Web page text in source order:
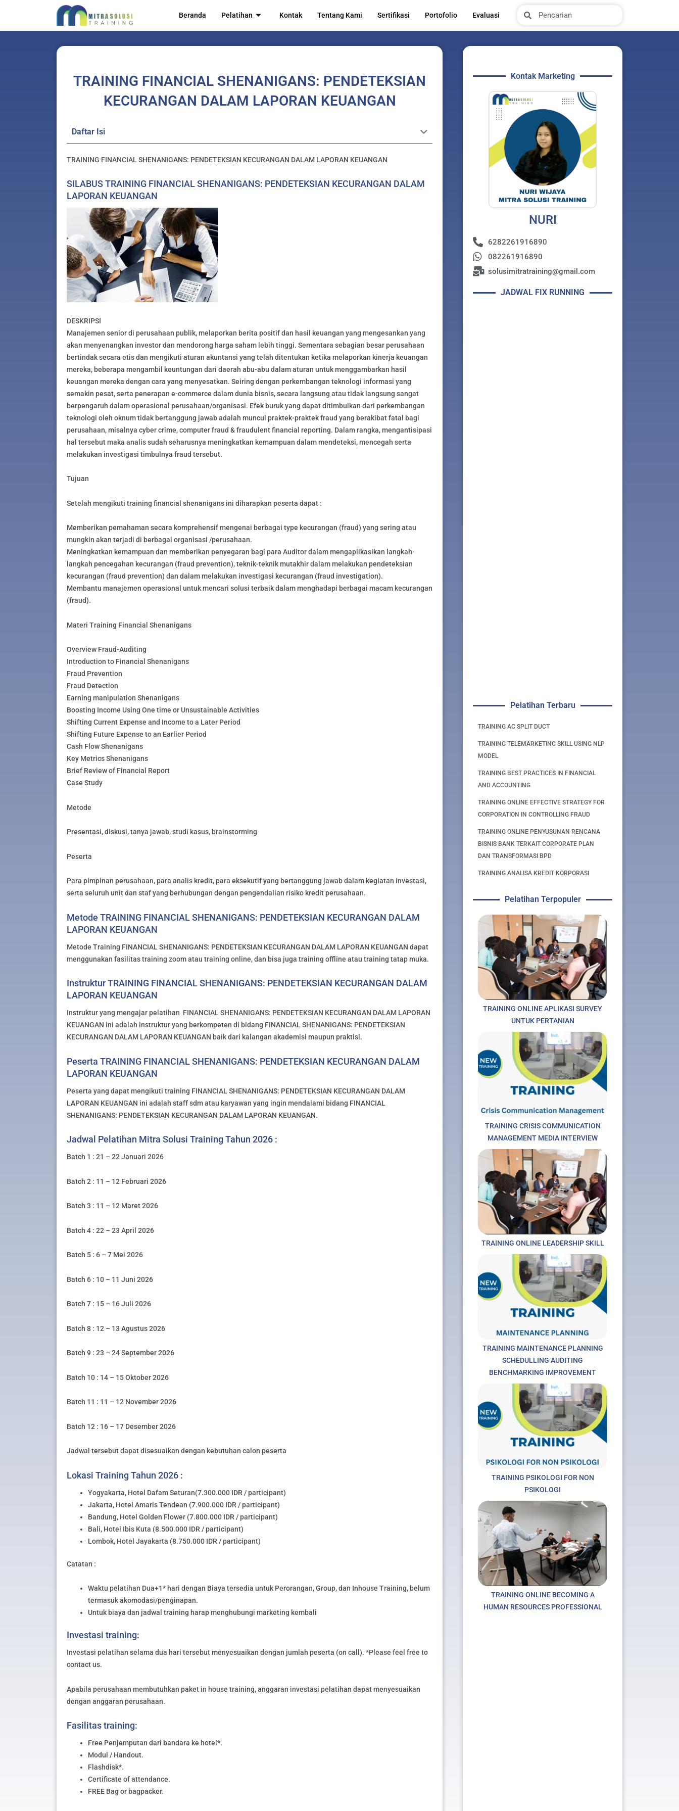
konten
Beranda Pelatihan Kontak Tentang Kami Sertifikasi Portofolio Evaluasi SearchSearch
TRAINING FINANCIAL SHENANIGANS: PENDETEKSIAN
KECURANGAN DALAM LAPORAN KEUANGAN
Daftar Isi
TRAINING FINANCIAL SHENANIGANS: PENDETEKSIAN KECURANGAN DALAM LAPORAN KEUANGAN
SILABUS TRAINING FINANCIAL SHENANIGANS: PENDETEKSIAN KECURANGAN DALAM
LAPORAN KEUANGAN
DESKRIPSI
Manajemen senior di perusahaan publik, melaporkan berita positif dan hasil keuangan yang mengesankan yang
akan menyenangkan investor dan mendorong harga saham lebih tinggi. Sementara sebagian besar perusahaan
bertindak secara etis dan mengikuti aturan akuntansi yang telah ditentukan ketika melaporkan kinerja keuangan
mereka, beberapa mengambil keuntungan dari daerah abu-abu dalam aturan untuk menggambarkan hasil
keuangan mereka dengan cara yang menyesatkan. Seiring dengan perkembangan teknologi informasi yang
semakin pesat, serta penerapan e-commerce dalam dunia bisnis, secara langsung atau tidak langsung sangat
berpengaruh dalam operasional perusahaan/organisasi. Efek buruk yang dapat ditimbulkan dari perkembangan
teknologi oleh oknum tidak bertanggung jawab adalah muncul praktek-praktek fraud yang berakibat fatal bagi
perusahaan, misalnya cyber crime, computer fraud & fraudulent financial reporting. Dalam rangka, mengantisipasi
hal tersebut maka analis sudah seharusnya meningkatkan kemampuan dalam mendeteksi, mencegah serta
melakukan investigasi timbulnya fraud tersebut.
Tujuan
Setelah mengikuti training financial shenanigans ini diharapkan peserta dapat :
Memberikan pemahaman secara komprehensif mengenai berbagai type kecurangan (fraud) yang sering atau
mungkin akan terjadi di berbagai organisasi /perusahaan.
Meningkatkan kemampuan dan memberikan penyegaran bagi para Auditor dalam mengaplikasikan langkah-
langkah pencegahan kecurangan (fraud prevention), teknik-teknik mutakhir dalam melakukan pendeteksian
kecurangan (fraud prevention) dan dalam melakukan investigasi kecurangan (fraud investigation).
Membantu manajemen operasional untuk mencari solusi terbaik dalam menghadapi berbagai macam kecurangan
(fraud).
Materi Training Financial Shenanigans
Overview Fraud-Auditing
Introduction to Financial Shenanigans
Fraud Prevention
Fraud Detection
Earning manipulation Shenanigans
Boosting Income Using One time or Unsustainable Activities
Shifting Current Expense and Income to a Later Period
Shifting Future Expense to an Earlier Period
Cash Flow Shenanigans
Key Metrics Shenanigans
Brief Review of Financial Report
Case Study
Metode
Presentasi, diskusi, tanya jawab, studi kasus, brainstorming
Peserta
Para pimpinan perusahaan, para analis kredit, para eksekutif yang bertanggung jawab dalam kegiatan investasi,
serta seluruh unit dan staf yang berhubungan dengan pengendalian risiko kredit perusahaan.
Metode TRAINING FINANCIAL SHENANIGANS: PENDETEKSIAN KECURANGAN DALAM
LAPORAN KEUANGAN
Metode Training FINANCIAL SHENANIGANS: PENDETEKSIAN KECURANGAN DALAM LAPORAN KEUANGAN dapat
menggunakan fasilitas training zoom atau training online, dan bisa juga training offline atau training tatap muka.
Instruktur TRAINING FINANCIAL SHENANIGANS: PENDETEKSIAN KECURANGAN DALAM
LAPORAN KEUANGAN
Instruktur yang mengajar pelatihan FINANCIAL SHENANIGANS: PENDETEKSIAN KECURANGAN DALAM LAPORAN
KEUANGAN ini adalah instruktur yang berkompeten di bidang FINANCIAL SHENANIGANS: PENDETEKSIAN
KECURANGAN DALAM LAPORAN KEUANGAN baik dari kalangan akademisi maupun praktisi.
Peserta TRAINING FINANCIAL SHENANIGANS: PENDETEKSIAN KECURANGAN DALAM
LAPORAN KEUANGAN
Peserta yang dapat mengikuti training FINANCIAL SHENANIGANS: PENDETEKSIAN KECURANGAN DALAM
LAPORAN KEUANGAN ini adalah staff sdm atau karyawan yang ingin mendalami bidang FINANCIAL
SHENANIGANS: PENDETEKSIAN KECURANGAN DALAM LAPORAN KEUANGAN.
Jadwal Pelatihan Mitra Solusi Training Tahun 2026 :
Batch 1 : 21 – 22 Januari 2026
Batch 2 : 11 – 12 Februari 2026
Batch 3 : 11 – 12 Maret 2026
Batch 4 : 22 – 23 April 2026
Batch 5 : 6 – 7 Mei 2026
Batch 6 : 10 – 11 Juni 2026
Batch 7 : 15 – 16 Juli 2026
Batch 8 : 12 – 13 Agustus 2026
Batch 9 : 23 – 24 September 2026
Batch 10 : 14 – 15 Oktober 2026
Batch 11 : 11 – 12 November 2026
Batch 12 : 16 – 17 Desember 2026
Jadwal tersebut dapat disesuaikan dengan kebutuhan calon peserta
Lokasi Training Tahun 2026 :
Yogyakarta, Hotel Dafam Seturan(7.300.000 IDR / participant)
Jakarta, Hotel Amaris Tendean (7.900.000 IDR / participant)
Bandung, Hotel Golden Flower (7.800.000 IDR / participant)
Bali, Hotel Ibis Kuta (8.500.000 IDR / participant)
Lombok, Hotel Jayakarta (8.750.000 IDR / participant)
Catatan :
Waktu pelatihan Dua+1* hari dengan Biaya tersedia untuk Perorangan, Group, dan Inhouse Training, belum
termasuk akomodasi/penginapan.
Untuk biaya dan jadwal training harap menghubungi marketing kembali
Investasi training:
Investasi pelatihan selama dua hari tersebut menyesuaikan dengan jumlah peserta (on call). *Please feel free to
contact us.
Apabila perusahaan membutuhkan paket in house training, anggaran investasi pelatihan dapat menyesuaikan
dengan anggaran perusahaan.
Fasilitas training:
Free Penjemputan dari bandara ke hotel*.
Modul / Handout.
Flashdisk*.
Certificate of attendance.
FREE Bag or bagpacker.
Kontak Marketing
NURI
6282261916890
082261916890
solusimitratraining@gmail.com
JADWAL FIX RUNNING
Pelatihan Terbaru
TRAINING AC SPLIT DUCT
TRAINING TELEMARKETING SKILL USING NLP
MODEL
TRAINING BEST PRACTICES IN FINANCIAL
AND ACCOUNTING
TRAINING ONLINE EFFECTIVE STRATEGY FOR
CORPORATION IN CONTROLLING FRAUD
TRAINING ONLINE PENYUSUNAN RENCANA
BISNIS BANK TERKAIT CORPORATE PLAN
DAN TRANSFORMASI BPD
TRAINING ANALISA KREDIT KORPORASI
Pelatihan Terpopuler
TRAINING ONLINE APLIKASI SURVEY
UNTUK PERTANIAN
TRAINING CRISIS COMMUNICATION
MANAGEMENT MEDIA INTERVIEW
TRAINING ONLINE LEADERSHIP SKILL
TRAINING MAINTENANCE PLANNING
SCHEDULLING AUDITING
BENCHMARKING IMPROVEMENT
TRAINING PSIKOLOGI FOR NON
PSIKOLOGI
TRAINING ONLINE BECOMING A
HUMAN RESOURCES PROFESSIONAL